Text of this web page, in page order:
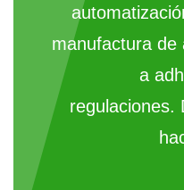
manufactura de
a
regulaciones.